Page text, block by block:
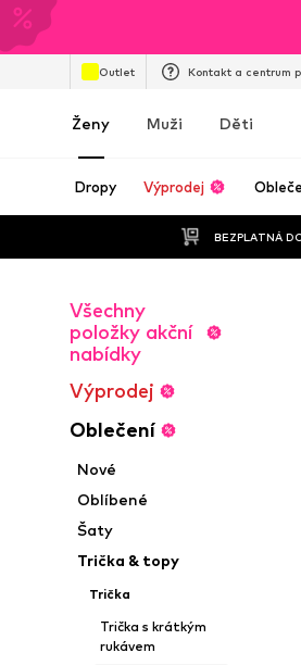
Outlet Kontakt a centrum
Ženy Muži Děti
Dropy Výprodej
BEZPLATNÁ
Všechny
položky akční
nabídky
Výprodej
Oblečení
Nové
Oblíbené
Šaty
Trička & topy
Trička
Trička s krátkým
rukávem